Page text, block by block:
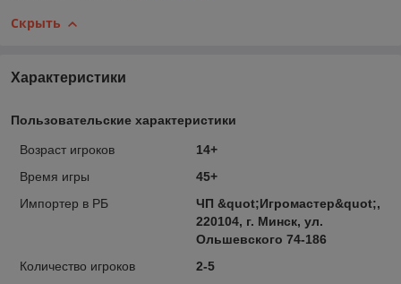
Скрыть
Характеристики
Пользовательские характеристики
Возраст игроков
14+
Время игры
45+
Импортер в РБ
ЧП &quot;Игромастер&quot;,
220104, г. Минск, ул.
Ольшевского 74-186
Количество игроков
2-5